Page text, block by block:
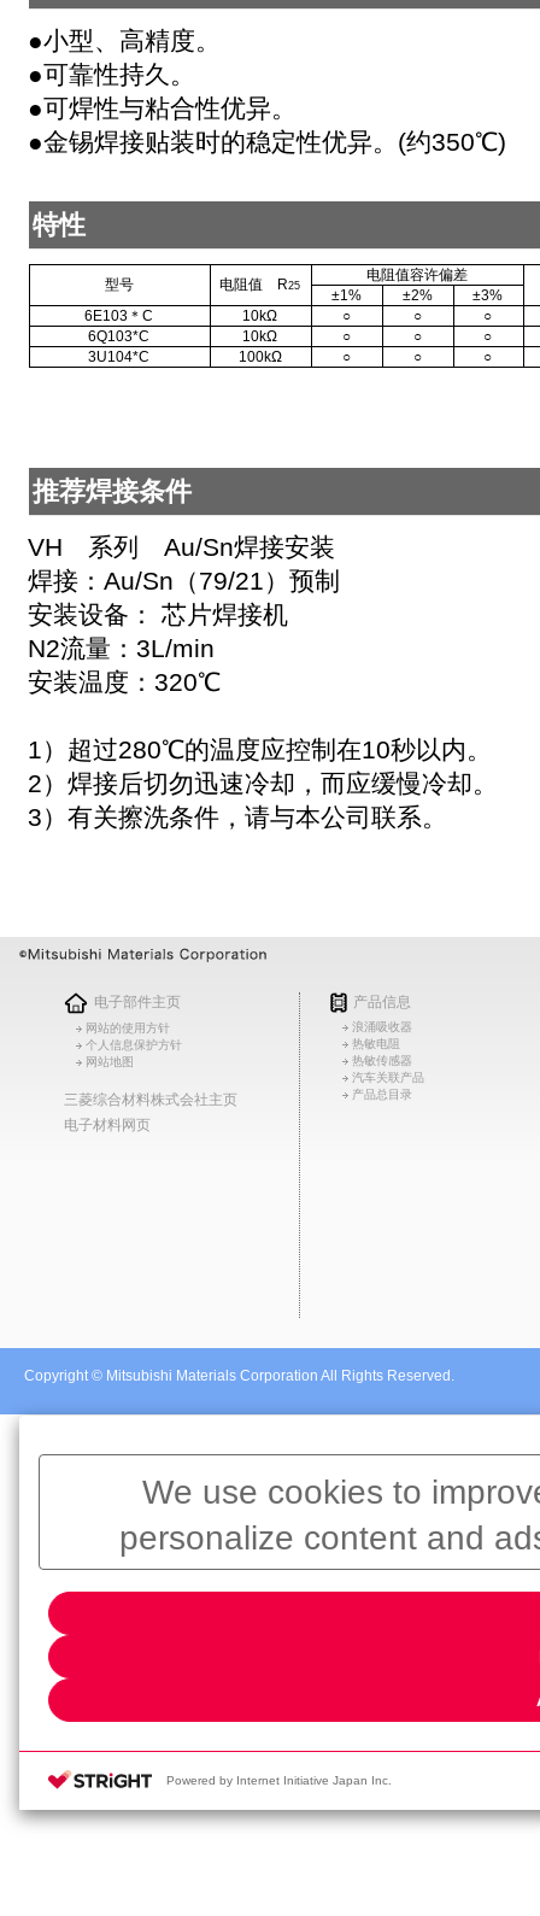
●小型、高精度。
●可靠性持久。
●可焊性与粘合性优异。
●金锡焊接贴装时的稳定性优异。(约350℃)
特性
型号 电阻值 R25
电阻值容许偏差
±1%
±2%
±3%
6E103＊C
10kΩ ○ ○
○
6Q103*C 10kΩ ○ ○
○
3U104*C 100kΩ ○ ○ ○
推荐焊接条件
VH 系列 Au/Sn焊接安装
焊接：Au/Sn（79/21）预制
安装设备： 芯片焊接机
N2流量：3L/min
安装温度：320℃
1）超过280℃的温度应控制在10秒以内。
2）焊接后切勿迅速冷却，而应缓慢冷却。
3）有关擦洗条件，请与本公司联系。
电子部件主页
网站的使用方针
个人信息保护方针
网站地图
三菱综合材料株式会社主页
电子材料网页
产品信息
浪涌吸收器
热敏电阻
热敏传感器
汽车关联产品
产品总目录
Copyright © Mitsubishi Materials Corporation All Rights Reserved.
We use cookies to
personalize content and
information about your use
services. Please click [Cookie
Powered by Internet Initiative Japan Inc.